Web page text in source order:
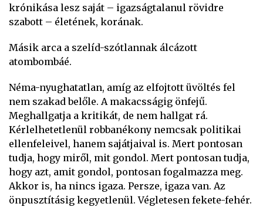
krónikása lesz saját – igazságtalanul rövidre
szabott – életének, korának.
Másik arca a szelíd-szótlannak álcázott
atombombáé.
Néma-nyughatatlan, amíg az elfojtott üvöltés fel
nem szakad belőle. A makacsságig önfejű.
Meghallgatja a kritikát, de nem hallgat rá.
Kérlelhetetlenül robbanékony nemcsak politikai
ellenfeleivel, hanem sajátjaival is. Mert pontosan
tudja, hogy miről, mit gondol. Mert pontosan tudja,
hogy azt, amit gondol, pontosan fogalmazza meg.
Akkor is, ha nincs igaza. Persze, igaza van. Az
önpusztításig kegyetlenül. Végletesen fekete-fehér.